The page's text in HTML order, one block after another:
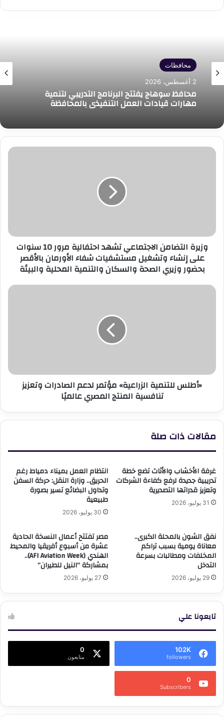
محافظات
2 أغسطس، 2026
محافظ سوهاج يفتتح البرنامج التدريبي لتنمية
مهارات قيادات العمل التنفيذي بالمحافظة
وزيرة
على
إنشاء
وتشغيل
مستشفيات
الأورمان
والبيئة
وزيرة التضامن الاجتماعي تشهد احتفالية مرور 10 سنوات
على إنشاء وتشغيل مستشفيات شفاء الأورمان بالأقصر
بحضور وزيري الصحة والسكان والتنمية المحلية والبيئة
«أطلس
المنتج
المصري«أطلس للتنمية الزراعية» مؤتمر لدعم الصادرات وتعزيز
تنافسية المنتج المصري عالميًا
مقالات ذات صلة
غرفة الأخشاب والأثاث تضع خطة
تدريبية جديدة لرفع كفاءة الشركات
وتعزيز قدراتها التصديرية
31 يوليو، 2026
انتظام العمل بميناء دمياط رغم
الحريق.. وزارة النقل: حركة السفن
وتداول البضائع تسير بصورة
طبيعية
30 يوليو، 2026
نفق الشون بالمحلة الكبرى..
معاناة يومية بسبب تراكم
المخلفات ومطالبات بسرعة
التدخل
29 يوليو، 2026
مصر تفتتح أعمال النسخة الحادية
عشرة من أسبوع أفريقيا والمحيط
الهندي (AFI Aviation Week)..
بمشاركة “النيل للطيران”
27 يوليو، 2026
تابعونا علي
102K
followers
0
متابعون
0
Subscribers